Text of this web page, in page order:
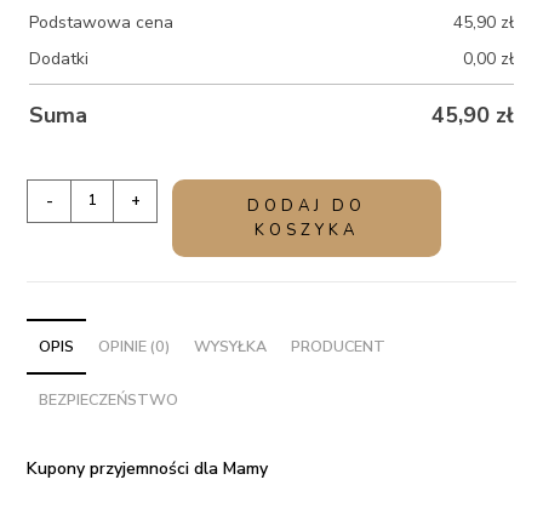
Podstawowa cena 45,90 zł
Dodatki
0,00 zł
Suma 45,90 zł
Kupony
Mamy
Zdrapki
- +
DODAJ DO
KOSZYKA
OPIS OPINIE (0) WYSYŁKA PRODUCENT
BEZPIECZEŃSTWO
Kupony przyjemności dla Mamy